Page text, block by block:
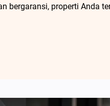
bergaransi, properti Anda